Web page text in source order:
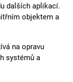
dalších aplikací.
objektem a
na opravu
systémů a